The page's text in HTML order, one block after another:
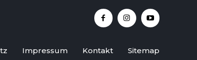
Impressum Kontakt Sitemap